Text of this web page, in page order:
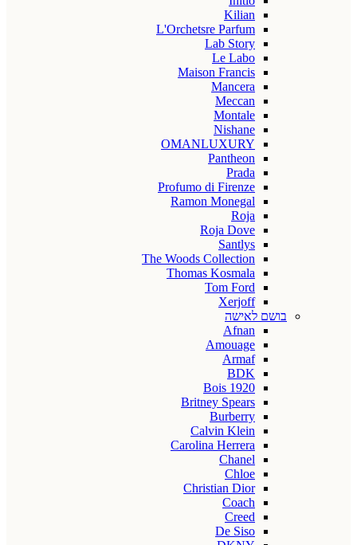
Kilian
L'Orchetsre Parfum
Lab Story
Le Labo
Maison Francis
Mancera
Meccan
Montale
Nishane
OMANLUXURY
Pantheon
Prada
Profumo di Firenze
Ramon Monegal
Roja
Roja Dove
Santlys
The Woods Collection
Thomas Kosmala
Tom Ford
Xerjoff
בושם לאישה
Afnan
Amouage
Armaf
BDK
Bois 1920
Britney Spears
Burberry
Calvin Klein
Carolina Herrera
Chanel
Chloe
Christian Dior
Coach
Creed
De Siso